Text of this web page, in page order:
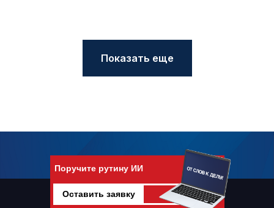
Показать еще
Оставить заявку
Поручите рутину ИИ